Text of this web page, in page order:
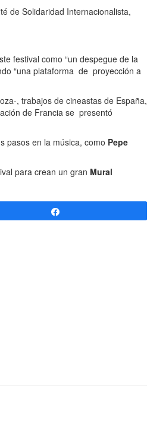
de Solidaridad Internacionalista,
festival como “un despegue de la
“una plataforma de proyección a
, trabajos de cineastas de España,
de Francia se presentó
pasos en la música, como Pepe
para crean un gran Mural